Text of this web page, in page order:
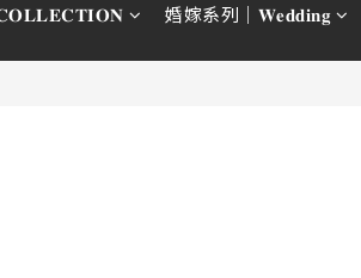
𝐂𝐎𝐋𝐋𝐄𝐂𝐓𝐈𝐎𝐍 婚嫁系列｜𝐖𝐞𝐝𝐝𝐢𝐧𝐠